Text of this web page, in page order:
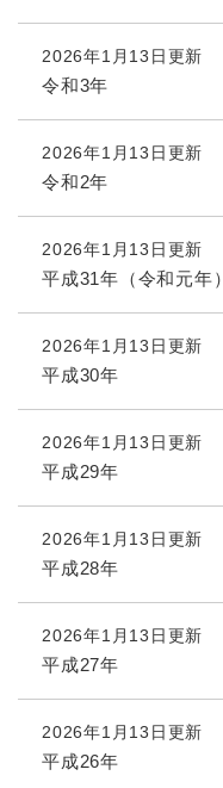
2026年1月13日更新
令和3年
2026年1月13日更新
令和2年
2026年1月13日更新
平成31年（令和元年）
2026年1月13日更新
平成30年
2026年1月13日更新
平成29年
2026年1月13日更新
平成28年
2026年1月13日更新
平成27年
2026年1月13日更新
平成26年